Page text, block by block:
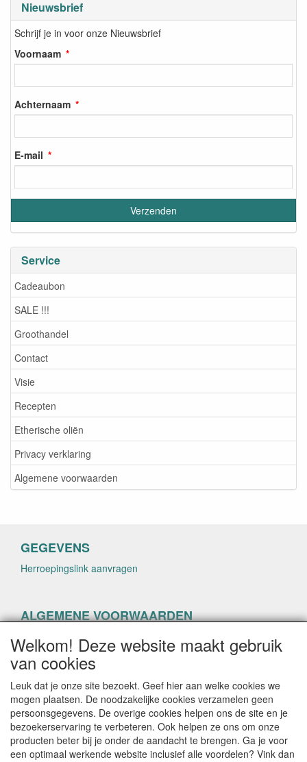
Nieuwsbrief
Schrijf je in voor onze Nieuwsbrief
Voornaam
Achternaam
E-mail
Service
Cadeaubon
SALE !!!
Groothandel
Contact
Visie
Recepten
Etherische oliën
Privacy verklaring
Algemene voorwaarden
GEGEVENS
Herroepingslink aanvragen
ALGEMENE VOORWAARDEN
Herroepingslink aanvragen
CONTACTGEGEVENS
helenacosmetica.nl
Welkom! Deze website maakt gebruik
van cookies
Leuk dat je onze site bezoekt. Geef hier aan welke cookies we
mogen plaatsen. De noodzakelijke cookies verzamelen geen
persoonsgegevens. De overige cookies helpen ons de site en je
bezoekerservaring te verbeteren. Ook helpen ze ons om onze
producten beter bij je onder de aandacht te brengen. Ga je voor
een optimaal werkende website inclusief alle voordelen? Vink dan